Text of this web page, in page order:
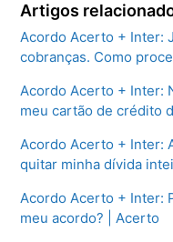
Artigos
Acordo Acerto + Inter:
cobranças. Como
Acordo Acerto + Inter:
meu cartão de crédito
Acordo Acerto + Inter:
quitar minha dívida
Acordo Acerto + Inter:
meu acordo? | Acerto